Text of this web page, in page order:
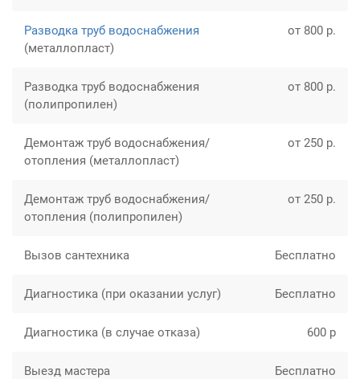
Разводка труб водоснабжения
(металлопласт)
от 800 р.
Разводка труб водоснабжения
(полипропилен)
от 800 р.
Демонтаж труб водоснабжения/
отопления (металлопласт)
от 250 р.
Демонтаж труб водоснабжения/
отопления (полипропилен)
от 250 р.
Вызов сантехника Бесплатно
Диагностика (при оказании услуг) Бесплатно
Диагностика (в случае отказа) 600 р
Выезд мастера Бесплатно